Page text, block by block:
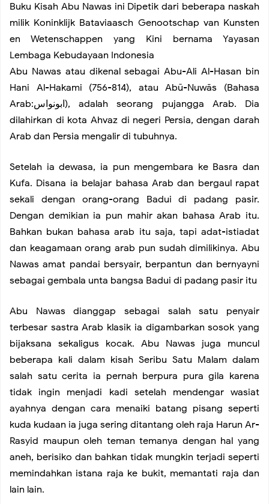
How Developing Open Source Software
How to Buy a Best Smartwatch
8 Questions To Ask About Television Habits
Best Motherboards for Gaming You Can Buy
Graffiti Art Style
How to Get to Big Almaty Lake
Inspiration of Creative Workplace
Bike Adventure
Black Lipstick Makeup and Not Just on Halloween
Beginner’s Guide Cycling Clothing in Styles
Bermain Ayunan
Buku Kisah Abu Nawas ini Dipetik dari beberapa naskah
milik Koninklijk Bataviaasch Genootschap van Kunsten
en Wetenschappen yang Kini bernama Yayasan
Lembaga Kebudayaan Indonesia
Abu Nawas atau dikenal sebagai Abu-Ali Al-Hasan bin
Hani Al-Hakami (756-814), atau Abū-Nuwās (Bahasa
Arab:ابونواس), adalah seorang pujangga Arab. Dia
dilahirkan di kota Ahvaz di negeri Persia, dengan darah
Arab dan Persia mengalir di tubuhnya.
Setelah ia dewasa, ia pun mengembara ke Basra dan
Kufa. Disana ia belajar bahasa Arab dan bergaul rapat
sekali dengan orang-orang Badui di padang pasir.
Dengan demikian ia pun mahir akan bahasa Arab itu.
Bahkan bukan bahasa arab itu saja, tapi adat-istiadat
dan keagamaan orang arab pun sudah dimilikinya. Abu
Nawas amat pandai bersyair, berpantun dan bernyayni
sebagai gembala unta bangsa Badui di padang pasir itu
Abu Nawas dianggap sebagai salah satu penyair
terbesar sastra Arab klasik ia digambarkan sosok yang
bijaksana sekaligus kocak. Abu Nawas juga muncul
beberapa kali dalam kisah Seribu Satu Malam dalam
salah satu cerita ia pernah berpura pura gila karena
tidak ingin menjadi kadi setelah mendengar wasiat
ayahnya dengan cara menaiki batang pisang seperti
kuda kudaan ia juga sering ditantang oleh raja Harun Ar-
Rasyid maupun oleh teman temanya dengan hal yang
aneh, berisiko dan bahkan tidak mungkin terjadi seperti
memindahkan istana raja ke bukit, memantati raja dan
lain lain.